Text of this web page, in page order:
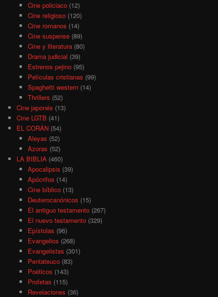
Cine policiaco(12)
Cine religioso(120)
Cine romanos (14)
Cine suspense(89)
Cine y literatura(80)
Drama judicial (39)
Estrenos pejino(95)
Películas cristianas (99)
Spaghetti western(14)
Thrillers (52)
Cine japonés (13)
Cine LGTB (41)
EL CORÁN (54)
Aleyas (52)
Azoras (52)
LA BIBLIA (460)
Apocalipsis (39)
Apócrifos (14)
Cine bíblico(13)
Deuterocanónicos (15)
El antiguo testamento(267)
El nuevo testamento(329)
Epístolas (96)
Evangelios (268)
Evangelistas (301)
Pentateuco(83)
Poéticos (143)
Profetas (115)
Revelaciones (36)